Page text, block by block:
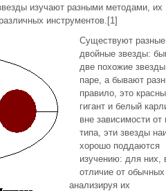
изучают разными методами, их
инструментов.[1]
Существуют разные
двойные звезды:
две похожие
паре, а бывают
правило, это
гигант и белый
вне зависимости от
типа, эти звезды
хорошо поддаются
изучению: для них,
отличие от
анализируя их